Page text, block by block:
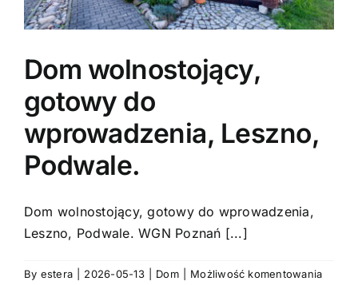
Dom wolnostojący,
gotowy do
wprowadzenia, Leszno,
Podwale.
Dom wolnostojący, gotowy do wprowadzenia,
Leszno, Podwale. WGN Poznań [...]
By estera 2026-05-13 Dom Możliwość komentowaniaDom